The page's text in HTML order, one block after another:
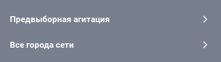
Предвыборная агитация
Все города сети